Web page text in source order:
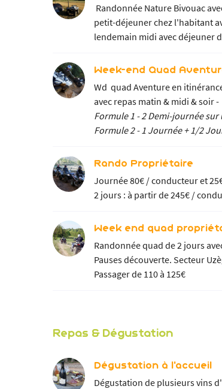
Randonnée Nature Bivouac
petit-déjeuner chez l'habitant
lendemain midi avec déjeuner
Week-end Quad
Wd quad Aventure en
avec repas matin & midi & soir
Formule 1 - 2 Demi-journée sur
Formule 2 - 1 Journée + 1/2
Rando Propriétaire
Journée 80€ / conducteur et
2 jours : à partir de 245€ /
Week end quad
Randonnée quad de 2 jours
Pauses découverte.
Passager de 110 à 125€
Repas & Dégustation
Dégustation à l'accueil
Dégustation de plusieurs vins